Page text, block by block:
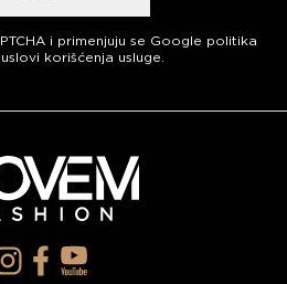
i primenjuju se Google politika
uslovi korišćenja usluge